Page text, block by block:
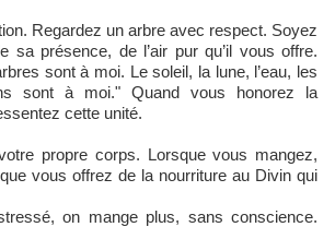
Regardez un arbre avec respect. Soyez
sa présence, de l’air pur qu’il vous offre.
sont à moi. Le soleil, la lune, l’eau, les
sont à moi." Quand vous honorez la
cette unité.
propre corps. Lorsque vous mangez,
vous offrez de la nourriture au Divin qui
on mange plus, sans conscience.